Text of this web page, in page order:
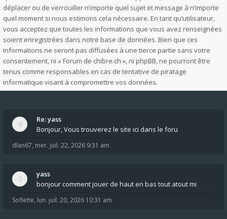
déplacer ou de verrouiller n’importe quel sujet et message à n’importe
quel moment si nous estimons cela nécessaire. En tant qu’utilisateur,
vous acceptez que toutes les informations que vous avez renseignées
soient enregistrées dans notre base de données. Bien que ces
informations ne seront pas diffusées à une tierce partie sans votre
consentement, ni « Forum de chibre.ch », ni phpBB, ne pourront être
tenus comme responsables en cas de tentative de piratage
informatique visant à compromettre vos données.
Re: yass
Bonjour, Vous trouverez le site ici dans le foru
dlan67, mer. juil. 22, 2026 9:31 am
yass
bonjour comment jouer de haut en bas tout atout mi
Soflette, lun. juil. 20, 2026 10:31 am